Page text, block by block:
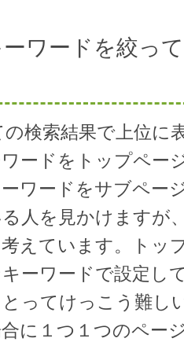
ーワードを絞っ
検索結果で上位に
ードをトップペー
ワードをサブペー
人を見かけますが
えています。トッ
ーワードで設定し
ってけっこう難し
に１つ１つのペー